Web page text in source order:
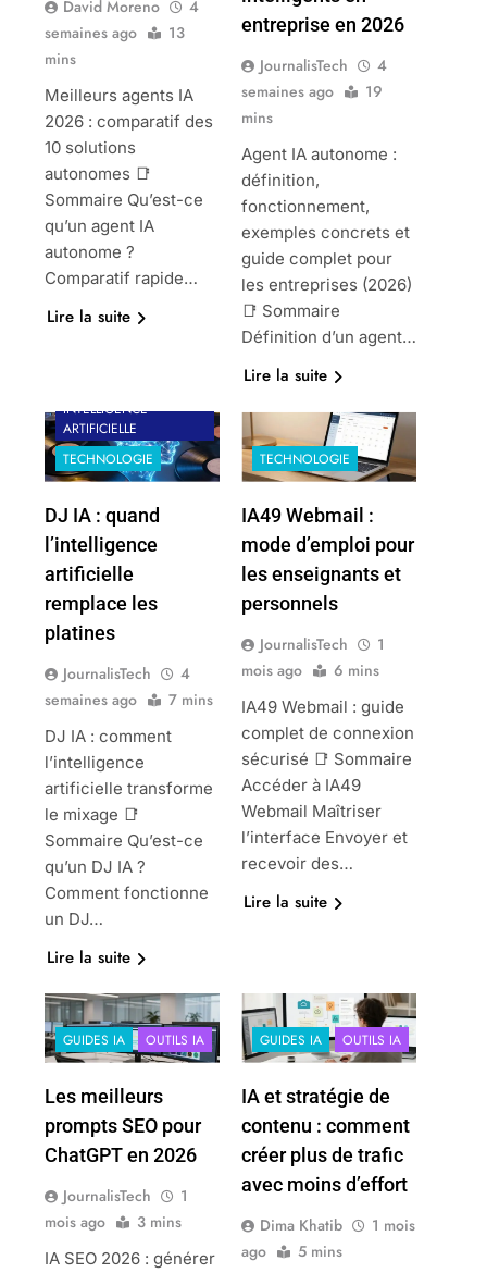
David Moreno
4
semaines ago
13
mins
Meilleurs agents IA
2026 : comparatif des
10 solutions
autonomes 📑
Sommaire Qu’est-ce
qu’un agent IA
autonome ?
Comparatif rapide…
Lire la suite
entreprise en 2026
JournalisTech
4
semaines ago
19
mins
Agent IA autonome :
définition,
fonctionnement,
exemples concrets et
guide complet pour
les entreprises (2026)
📑 Sommaire
Définition d’un agent…
Lire la suite
INTELLIGENCE
ARTIFICIELLE
TECHNOLOGIE
DJ IA : quand
l’intelligence
artificielle
remplace les
platines
JournalisTech
4
semaines ago
7 mins
DJ IA : comment
l’intelligence
artificielle transforme
le mixage 📑
Sommaire Qu’est-ce
qu’un DJ IA ?
Comment fonctionne
un DJ…
Lire la suite
TECHNOLOGIE
IA49 Webmail :
mode d’emploi pour
les enseignants et
personnels
JournalisTech
1
mois ago
6 mins
IA49 Webmail : guide
complet de connexion
sécurisé 📑 Sommaire
Accéder à IA49
Webmail Maîtriser
l’interface Envoyer et
recevoir des…
Lire la suite
GUIDES IA OUTILS IA
Les meilleurs
prompts SEO pour
ChatGPT en 2026
JournalisTech
1
mois ago
3 mins
IA SEO 2026 : générer
GUIDES IA OUTILS IA
IA et stratégie de
contenu : comment
créer plus de trafic
avec moins d’effort
Dima Khatib
1 mois
ago
5 mins